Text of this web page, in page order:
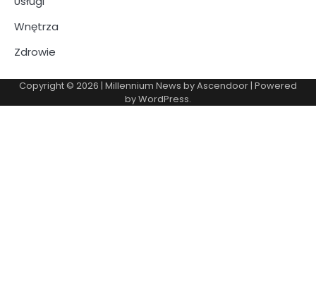
Wnętrza
Zdrowie
Copyright © 2026 | Millennium News byAscendoor| Powered
byWordPress.